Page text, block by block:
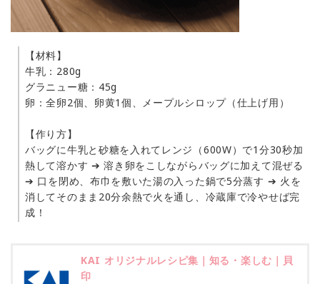
【材料】
牛乳：280g
グラニュー糖：45g
卵：全卵2個、卵黄1個、メープルシロップ（仕上げ用）
【作り方】
バッグに牛乳と砂糖を入れてレンジ（600W）で1分30秒加
熱して溶かす ➔ 溶き卵をこしながらバッグに加えて混ぜる
➔ 口を閉め、布巾を敷いた湯の入った鍋で5分蒸す ➔ 火を
消してそのまま20分余熱で火を通し、冷蔵庫で冷やせば完
成！
KAI オリジナルレシピ集｜知る・楽しむ｜貝
印